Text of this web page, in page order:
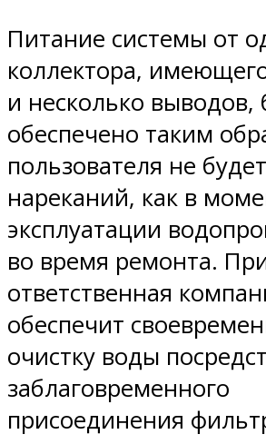
Питание системы от
коллектора,
и несколько выводов,
обеспечено таким
пользователя не будет
нареканий, как в
эксплуатации
во время ремонта.
ответственная
обеспечит
очистку воды
заблаговременного
присоединения